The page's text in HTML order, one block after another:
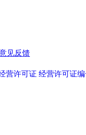
见反馈
营许可证 经营许可证编